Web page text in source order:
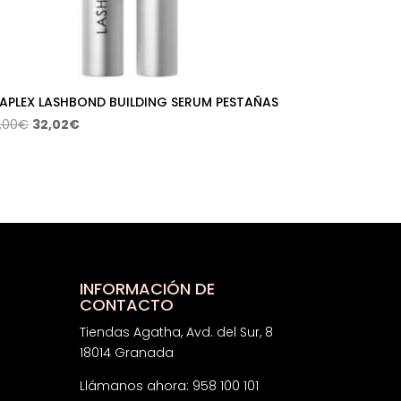
LASHBOND BUILDING SERUM PESTAÑAS
€ El
32,02€El
INFORMACIÓN DE
CONTACTO
Tiendas Agatha, Avd. del Sur, 8
18014 Granada
Llámanos ahora: 958 100 101